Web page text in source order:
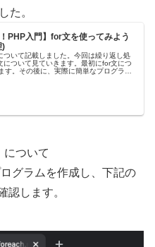
た。
！PHP入門】for文を使ってみよう
)
ついて記載しました。今回は繰り返し処
について見ていきます。最初にfor文につ
す。その後に、実際に簡単なプログラム
について
グラムを作成し、下記の
認します。